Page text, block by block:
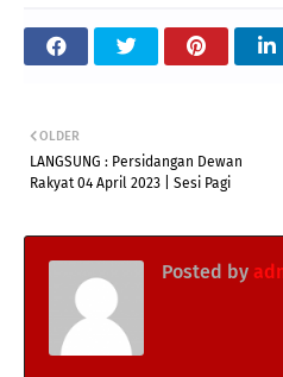
OLDER
LANGSUNG : Persidangan Dewan
Rakyat 04 April 2023 | Sesi Pagi
Posted by